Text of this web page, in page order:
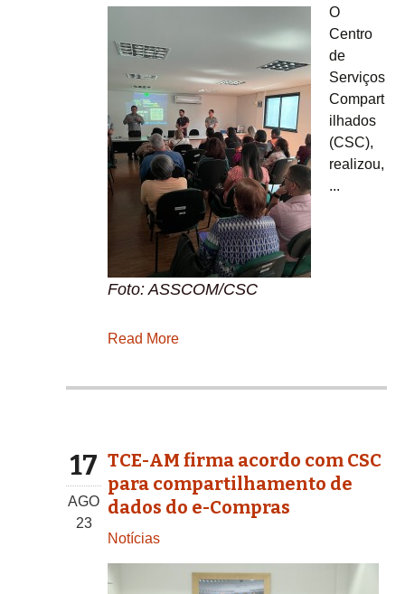
Foto: ASSCOM/CSC
O
Centro
de
Serviços
Compart
ilhados
(CSC),
realizou,
...
Read More
17
AGO
23
TCE-AM firma acordo com CSC
para compartilhamento de
dados do e-Compras
Notícias